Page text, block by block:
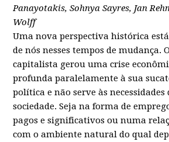
Panayotakis, Sohnya Sayres, Jan
Wolff
Uma nova perspectiva histórica
de nós nesses tempos de mudança.
capitalista gerou uma crise
profunda paralelamente à sua
política e não serve às necessidades
sociedade. Seja na forma de
pagos e significativos ou numa
com o ambiente natural do qual